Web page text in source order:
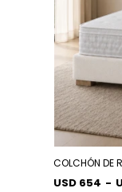
COLCHÓN DE
USD 654 -